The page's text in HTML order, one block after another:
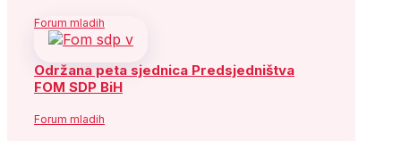
Forum mladih
Održana peta sjednica Predsjedništva
FOM SDP BiH
Forum mladih